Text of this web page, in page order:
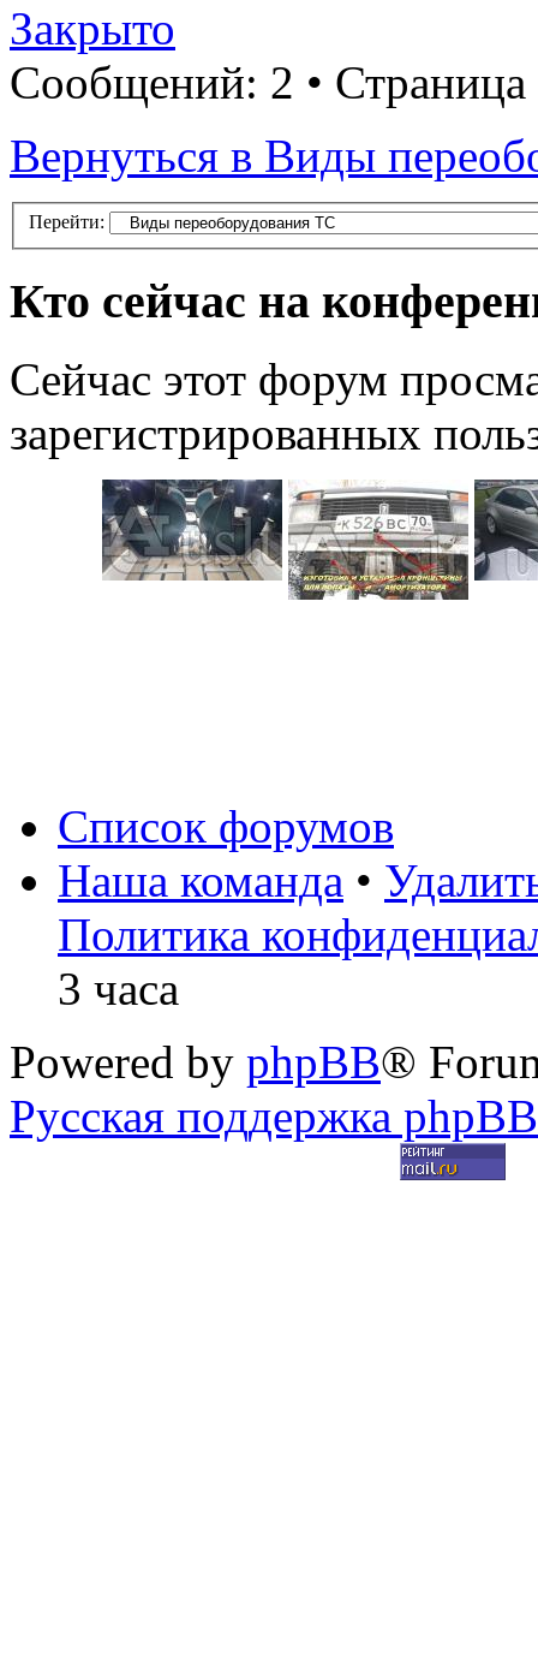
Закрыто
Сообщений: 2 • Страница
Вернуться в Виды
Перейти:
Кто сейчас на
Сейчас этот форум
зарегистрированных
Список форумов
Наша команда •
Политика
3 часа
Powered by phpBB®
Русская поддержка phpBB